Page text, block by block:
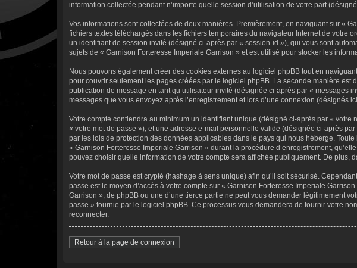
information collectée pendant n’importe quelle session d’utilisation de votre part
Vos informations sont collectées de deux manières. Premièrement, en naviguant sur «
fichiers textes téléchargés dans les fichiers temporaires du navigateur Internet de votre
un identifiant de session invité (désigné ci-après par « session-id »), qui vous sont
sujets de « Garnison Forteresse Imperiale Garrison » et est utilisé pour stocker les
Nous pouvons également créer des cookies externes au logiciel phpBB tout en
pour couvrir seulement les pages créées par le logiciel phpBB. La seconde manière est
publication de message en tant qu’utilisateur invité (désignée ci-après par « messages
messages que vous envoyez après l’enregistrement et lors d’une connexion (désignés
Votre compte contiendra au minimum un identifiant unique (désigné ci-après par «
« votre mot de passe »), et une adresse e-mail personnelle valide (désignée ci-après
par les lois de protection des données applicables dans le pays qui nous héberge.
« Garnison Forteresse Imperiale Garrison » durant la procédure d’enregistrement,
pouvez choisir quelle information de votre compte sera affichée publiquement. De plus,
Votre mot de passe est crypté (hashage à sens unique) afin qu’il soit sécurisé.
passe est le moyen d’accès à votre compte sur « Garnison Forteresse Imperiale
Garrison », de phpBB ou une d’une tierce partie ne peut vous demander légitimement
passe » fournie par le logiciel phpBB. Ce processus vous demandera de fournir votre
reconnecter.
Retour à la page de connexion